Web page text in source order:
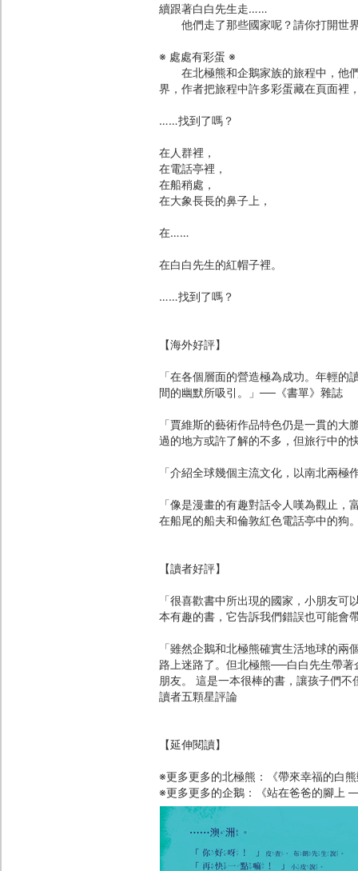
續跟著白白先生走……
他們走了那些國家呢？請你打開世界
※ 處處有彩蛋 ※
在北極熊和企鵝家族的旅程中，他們
界，作者把旅程中許多彩蛋藏在頁面裡
……找到了嗎？
在人群裡，
在電話亭裡，
在船稍處，
在大象長長的鼻子上，
在……
在白白先生的紅帽子裡。
……找到了嗎？
【海外好評】
「在各個層面的營造極為成功。年輕
間的幽默所吸引。」──《書單》雜誌
「賈維斯的藝術作品特色仍是一貫的
過的地方或許了解的不多，但旅行中的
「介紹全球幾個主流文化，以南北兩
「像是漫畫的有趣對話令人嘆為觀止
在船尾的船夫和倫敦紅色電話亭中的狗
【讀者好評】
「很喜歡書中所出現的國家，小朋友
本有趣的書，它告訴我們錯誤也可能會
「雖然企鵝和北極熊確實生活地球的
路上迷路了。但北極熊──白白先生帶
朋友。 這是一本很棒的書，讓孩子們
讀者五顆星評論
【延伸閱讀】
※更多更多的北極熊：《帶來幸福的白
※更多更多的企鵝：《站在爸爸的腳上